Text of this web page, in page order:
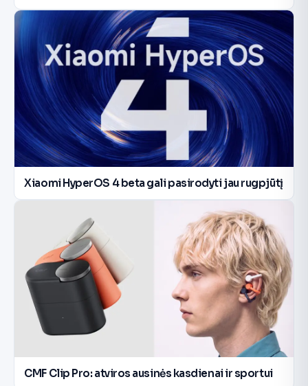
Xiaomi HyperOS 4 beta gali pasirodyti jau rugpjūtį
CMF Clip Pro: atviros ausinės kasdienai ir sportui